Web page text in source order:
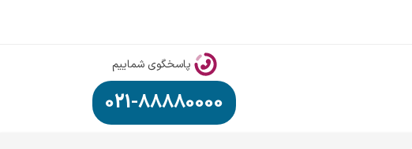
پاسخگوی شماییم
021-88880000